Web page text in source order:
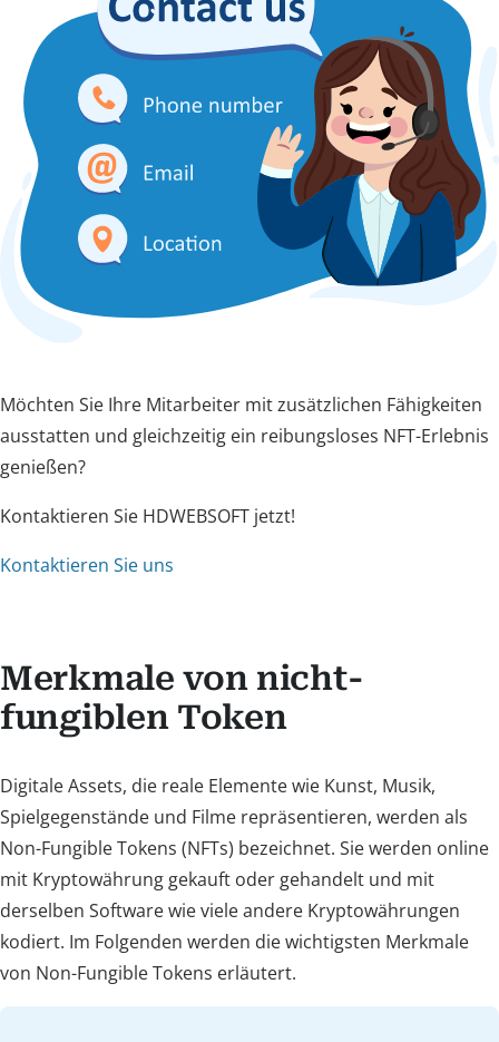
Möchten Sie Ihre Mitarbeiter mit zusätzlichen Fähigkeiten
ausstatten und gleichzeitig ein reibungsloses NFT-Erlebnis
genießen?
Kontaktieren Sie HDWEBSOFT jetzt!
Kontaktieren Sie uns
Merkmale von nicht-
fungiblen Token
Digitale Assets, die reale Elemente wie Kunst, Musik,
Spielgegenstände und Filme repräsentieren, werden als
Non-Fungible Tokens (NFTs) bezeichnet. Sie werden online
mit Kryptowährung gekauft oder gehandelt und mit
derselben Software wie viele andere Kryptowährungen
kodiert. Im Folgenden werden die wichtigsten Merkmale
von Non-Fungible Tokens erläutert.